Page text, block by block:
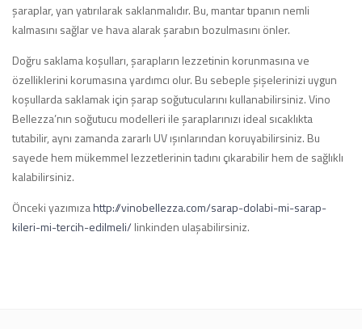
şaraplar, yan yatırılarak saklanmalıdır. Bu, mantar tıpanın nemli
kalmasını sağlar ve hava alarak şarabın bozulmasını önler.
Doğru saklama koşulları, şarapların lezzetinin korunmasına ve
özelliklerini korumasına yardımcı olur. Bu sebeple şişelerinizi uygun
koşullarda saklamak için şarap soğutucularını kullanabilirsiniz. Vino
Bellezza’nın soğutucu modelleri ile şaraplarınızı ideal sıcaklıkta
tutabilir, aynı zamanda zararlı UV ışınlarından koruyabilirsiniz. Bu
sayede hem mükemmel lezzetlerinin tadını çıkarabilir hem de sağlıklı
kalabilirsiniz.
Önceki yazımızahttp://vinobellezza.com/sarap-dolabi-mi-sarap-
kileri-mi-tercih-edilmeli/ linkinden ulaşabilirsiniz.